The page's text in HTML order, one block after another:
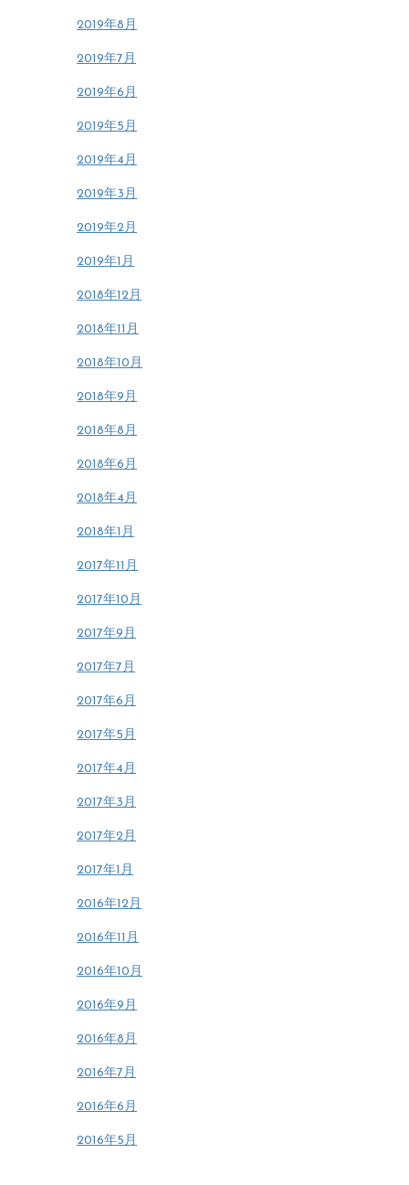
2019年8月
2019年7月
2019年6月
2019年5月
2019年4月
2019年3月
2019年2月
2019年1月
2018年12月
2018年11月
2018年10月
2018年9月
2018年8月
2018年6月
2018年4月
2018年1月
2017年11月
2017年10月
2017年9月
2017年7月
2017年6月
2017年5月
2017年4月
2017年3月
2017年2月
2017年1月
2016年12月
2016年11月
2016年10月
2016年9月
2016年8月
2016年7月
2016年6月
2016年5月